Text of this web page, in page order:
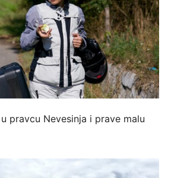
pravcu Nevesinja i prave malu